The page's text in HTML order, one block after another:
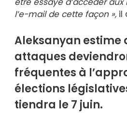
l’e-mail de cette façon », il
Aleksanyan estime
attaques
fréquentes à
élections
tiendra le 7 juin.